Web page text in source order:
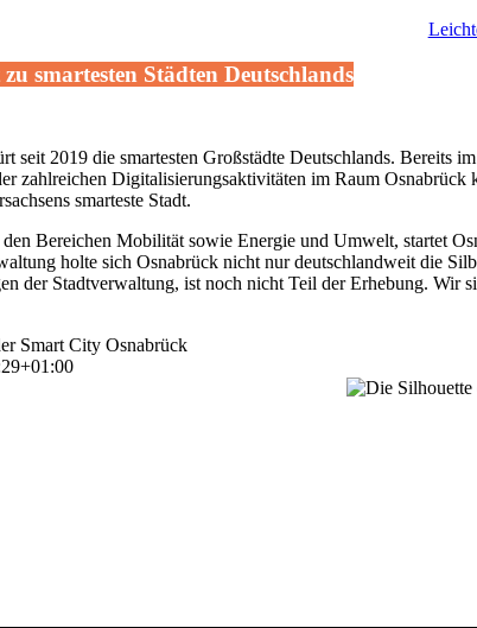
smartesten Städten Deutschlands
2019 die smartesten Großstädte Deutschlands. Bereits
zahlreichen Digitalisierungsaktivitäten im Raum
smarteste Stadt.
Bereichen Mobilität sowie Energie und Umwelt, startet
holte sich Osnabrück nicht nur deutschlandweit die
der Stadtverwaltung, ist noch nicht Teil der Erhebung.